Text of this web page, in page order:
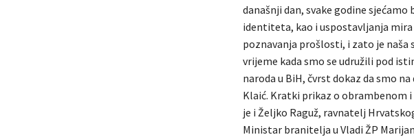
današnji dan, svake godine
identiteta, kao i uspostavljanja mira
poznavanja prošlosti, i zato je
vrijeme kada smo se udružili pod
naroda u BiH, čvrst dokaz da smo
Klaić. Kratki prikaz o obrambenom
je i Željko Raguž, ravnatelj
Ministar branitelja u Vladi ŽP